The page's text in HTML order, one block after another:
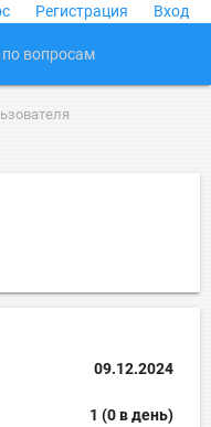
Регистрация Вход
09.12.2024
1 (0 в день)